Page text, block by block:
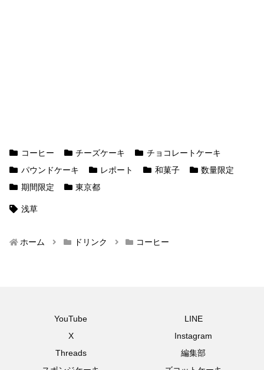
コーヒー チーズケーキ
チョコレートケーキ
パウンドケーキ
レポート 和菓子
数量限定
期間限定
東京都
浅草
ホーム ドリンク コーヒー
YouTube
LINE
X
Instagram
Threads
編集部